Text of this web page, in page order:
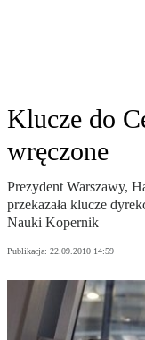
Klucze do
wręczone
Prezydent Warszawy,
przekazała klucze
Nauki Kopernik
Publikacja: 22.09.2010 14:59